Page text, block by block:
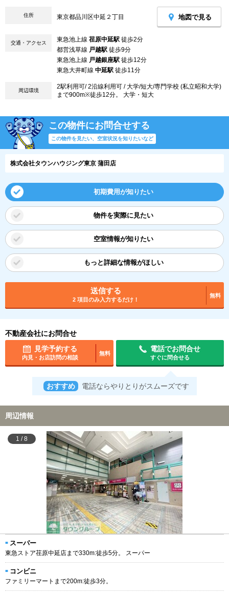
住所 東京都品川区中延２丁目 地図で見る
交通・アクセス 東急池上線 荏原中延駅 徒歩2分
都営浅草線 戸越駅 徒歩9分
東急池上線 戸越銀座駅 徒歩12分
東急大井町線 中延駅 徒歩11分
周辺環境
2駅利用可/ 2沿線利用可 / 大学/短大/専門学校 (私立昭和大学)
まで900m※徒歩12分。 大学・短大
この物件にお問合せする
この物件を見たい、空室状況を知りたいなど
株式会社タウンハウジング東京 蒲田店
初期費用が知りたい
物件を実際に見たい
空室情報が知りたい
もっと詳細な情報がほしい
送信する
2 項目のみ入力するだけ！
無料
不動産会社にお問合せ
見学予約する
内見・お店訪問の相談
無料
電話でお問合せ
すぐに問合せる
おすすめ 電話ならやりとりがスムーズです
周辺情報
1 /8
スーパー
東急ストア荏原中延店まで330m:徒歩5分。 スーパー
コンビニ
ファミリーマートまで200m:徒歩3分。